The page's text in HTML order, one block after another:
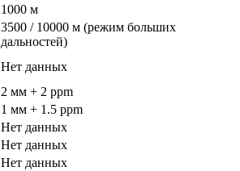
1000 м
3500 / 10000 м (режим больших
дальностей)
Нет данных
2 мм + 2 ррm
1 мм + 1.5 ppm
Нет данных
Нет данных
Нет данных